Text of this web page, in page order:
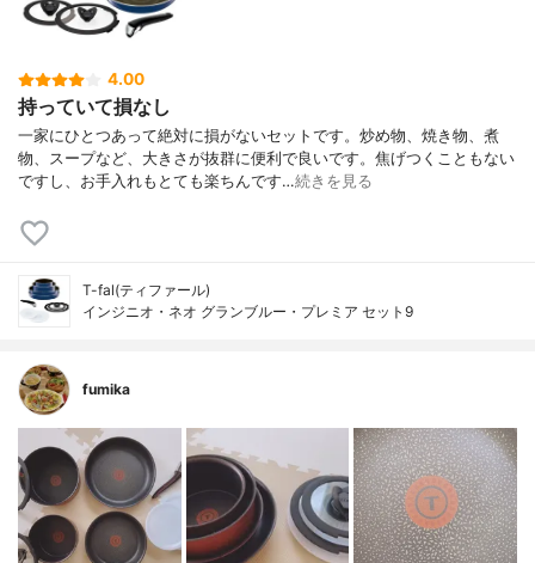
4.00
持っていて損なし
一家にひとつあって絶対に損がないセットです。炒め物、焼き物、煮
物、スープなど、大きさが抜群に便利で良いです。焦げつくこともない
ですし、お手入れもとても楽ちんです…続きを見る
T-fal(ティファール)
インジニオ・ネオ グランブルー・プレミア セット9
fumika